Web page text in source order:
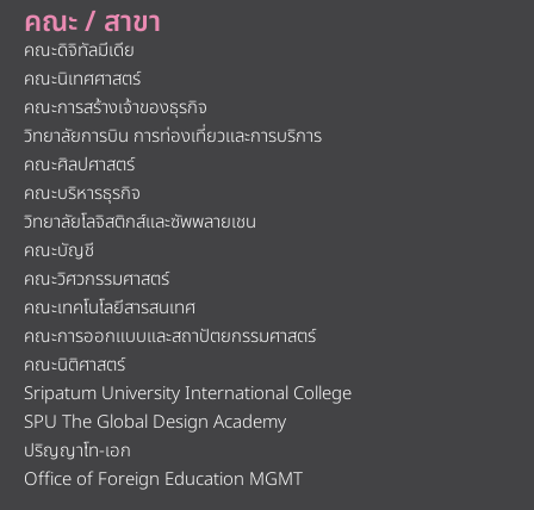
คณะ / สาขา
คณะดิจิทัลมีเดีย
คณะนิเทศศาสตร์
คณะการสร้างเจ้าของธุรกิจ
วิทยาลัยการบิน การท่องเที่ยวและการบริการ
คณะศิลปศาสตร์
คณะบริหารธุรกิจ
วิทยาลัยโลจิสติกส์และซัพพลายเชน
คณะบัญชี
คณะวิศวกรรมศาสตร์
คณะเทคโนโลยีสารสนเทศ
คณะการออกแบบและสถาปัตยกรรมศาสตร์
คณะนิติศาสตร์
Sripatum University International College
SPU The Global Design Academy
ปริญญาโท-เอก
Office of Foreign Education MGMT